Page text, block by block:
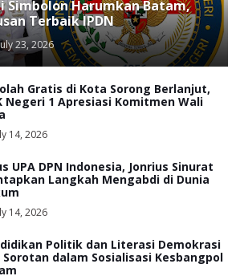
Simbolon Harumkan Batam,
Terbaik IPDN
23, 2026
Gratis di Kota Sorong Berlanjut,
Negeri 1 Apresiasi Komitmen Wali
14, 2026
UPA DPN Indonesia, Jonrius Sinurat
Langkah Mengabdi di Dunia
14, 2026
Politik dan Literasi Demokrasi
Sorotan dalam Sosialisasi Kesbangpol